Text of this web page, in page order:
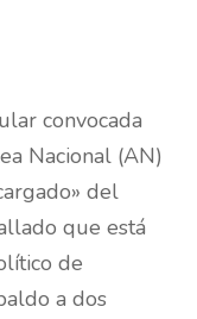
convocada
Nacional (AN)
del
que está
de
a dos